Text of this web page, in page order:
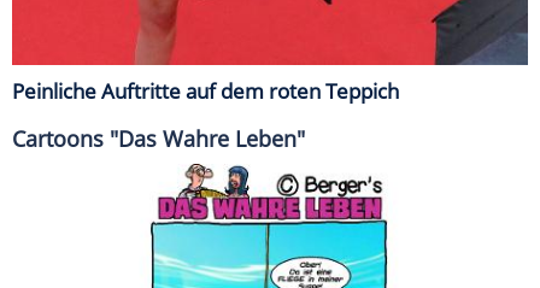
Peinliche Auftritte auf dem roten Teppich
Cartoons "Das Wahre Leben"